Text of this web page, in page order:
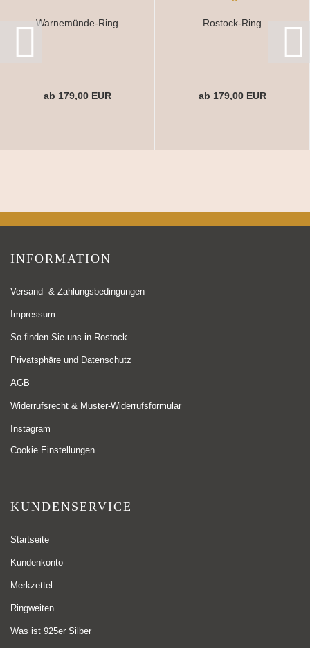
Warnemünde-Ring
ab 179,00 EUR
Rostock-Ring
ab 179,00 EUR
INFORMATION
Versand- & Zahlungsbedingungen
Impressum
So finden Sie uns in Rostock
Privatsphäre und Datenschutz
AGB
Widerrufsrecht & Muster-Widerrufsformular
Instagram
Cookie Einstellungen
KUNDENSERVICE
Startseite
Kundenkonto
Merkzettel
Ringweiten
Was ist 925er Silber